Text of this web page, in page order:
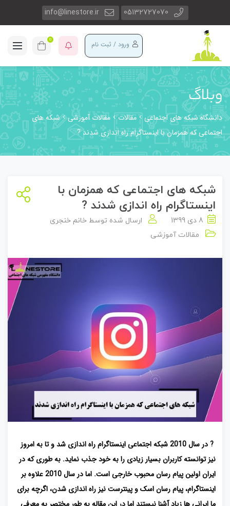
05132727070
info@linestore.ir
ورود / ثبت نام 0
وبلاگ
دانشگاه شبکه های اجتماعی مقالات مقالات آموزشی
شبکه های
اجتماعی که همزمان با اینستاگرام راه اندازی شدند ?
شبکه های اجتماعی که همزمان با
اینستاگرام راه اندازی شدند ?
8 دی 1399 ارسال شده توسط خانم خنجری
مقالات آموزشی
? در سال 2010 شبکه اجتماعی اینستاگرام راه اندازی شد و تا به امروز
نیز توانسته کاربران بسیار زیادی را به خود جذب نماید. به طوری که در
ایران اولین پیام رسان محبوب خارجی است. اما در سال 2010 علاوه بر
اینستاگرام، پیام رسان اسک و پینترست نیز راه اندازی شدن، اگرچه برای